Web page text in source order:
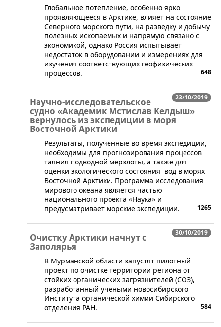
​Глобальное потепление, особенно ярко
проявляющееся в Арктике, влияет на состояние
Северного морского пути, на разведку и добычу
полезных ископаемых и напрямую связано с
экономикой, однако Россия испытывает
недостаток в оборудовании и измерениях для
изучения соответствующих геофизических
процессов.
648
23/10/2019
Научно-исследовательское
судно «Академик Мстислав Келдыш»
вернулось из экспедиции в моря
Восточной Арктики
​Результаты, полученные во время экспедиции,
необходимы для прогнозирования процессов
таяния подводной мерзлоты, а также для
оценки экологического состояния вод в морях
Восточной Арктики. Программа исследования
мирового океана является частью
национального проекта «Наука» и
предусматривает морские экспедиции.
1265
30/10/2019
Очистку Арктики начнут с
Заполярья
​В Мурманской области запустят пилотный
проект по очистке территории региона от
стойких органических загрязнителей (СОЗ),
разработанный учеными новосибирского
Института органической химии Сибирского
отделения РАН.
584